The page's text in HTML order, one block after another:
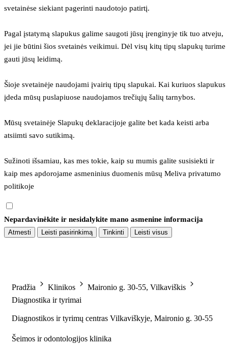
svetainėse siekiant pagerinti naudotojo patirtį.
Pagal įstatymą slapukus galime saugoti jūsų įrenginyje tik tuo atveju,
jei jie būtini šios svetainės veikimui. Dėl visų kitų tipų slapukų turime
gauti jūsų leidimą.
Šioje svetainėje naudojami įvairių tipų slapukai. Kai kuriuos slapukus
įdeda mūsų puslapiuose naudojamos trečiųjų šalių tarnybos.
Mūsų svetainėje Slapukų deklaracijoje galite bet kada keisti arba
atsiimti savo sutikimą.
Sužinoti išsamiau, kas mes tokie, kaip su mumis galite susisiekti ir
kaip mes apdorojame asmeninius duomenis mūsų Meliva privatumo
politikoje
Nepardavinėkite ir nesidalykite mano asmenine informacija
Atmesti Leisti pasirinkimą Tinkinti Leisti visus
Pradžia Klinikos
Maironio g. 30-55, Vilkaviškis
Diagnostika ir tyrimai
Diagnostikos ir tyrimų centras Vilkaviškyje, Maironio g. 30-55
Šeimos ir odontologijos klinika